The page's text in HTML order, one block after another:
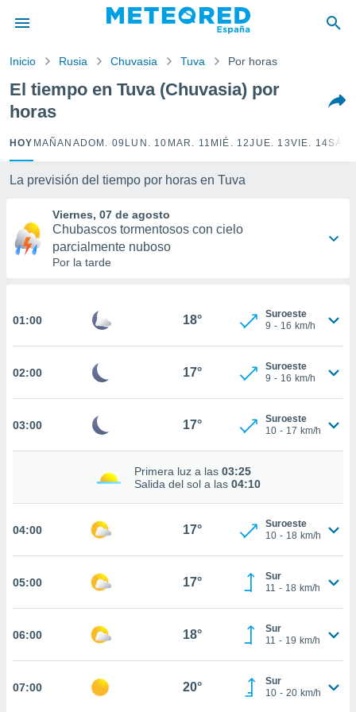
por
para
la
calidad.
a este
las
y
forma
permite
seguir
coste.
todas
nuestros
análisis
así como
en
Inicio Rusia Chuvasia Tuva Por horas
El tiempo en Tuva (Chuvasia) por
horas
HOY MAÑANA DOM. 09 LUN. 10 MAR. 11 MIÉ. 12JUE. 13VIE. 14
La previsión del tiempo por horas en Tuva
Viernes, 07 de agosto
Chubascos tormentosos con cielo
parcialmente nuboso
Por la tarde
01:00 18°
Suroeste
9 - 16 km/h
02:00 17°
Suroeste
9 - 16 km/h
03:00 17°
Suroeste
10 - 17 km/h
Primera luz a las 03:25
Salida del sol a las 04:10
04:00 17°
Suroeste
10 - 18 km/h
05:00 17°
Sur
11 - 18 km/h
06:00 18°
Sur
11 - 19 km/h
07:00 20°
Sur
10 - 20 km/h